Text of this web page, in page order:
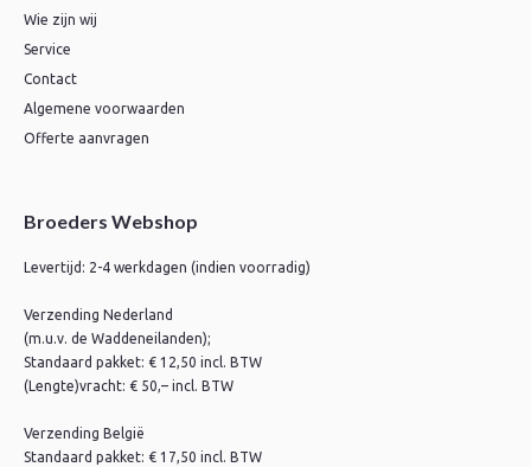
Wie zijn wij
Service
Contact
Algemene voorwaarden
Offerte aanvragen
Broeders Webshop
Levertijd: 2-4 werkdagen (indien voorradig)
Verzending Nederland
(m.u.v. de Waddeneilanden);
Standaard pakket: € 12,50 incl. BTW
(Lengte)vracht: € 50,– incl. BTW
Verzending België
Standaard pakket: € 17,50 incl. BTW